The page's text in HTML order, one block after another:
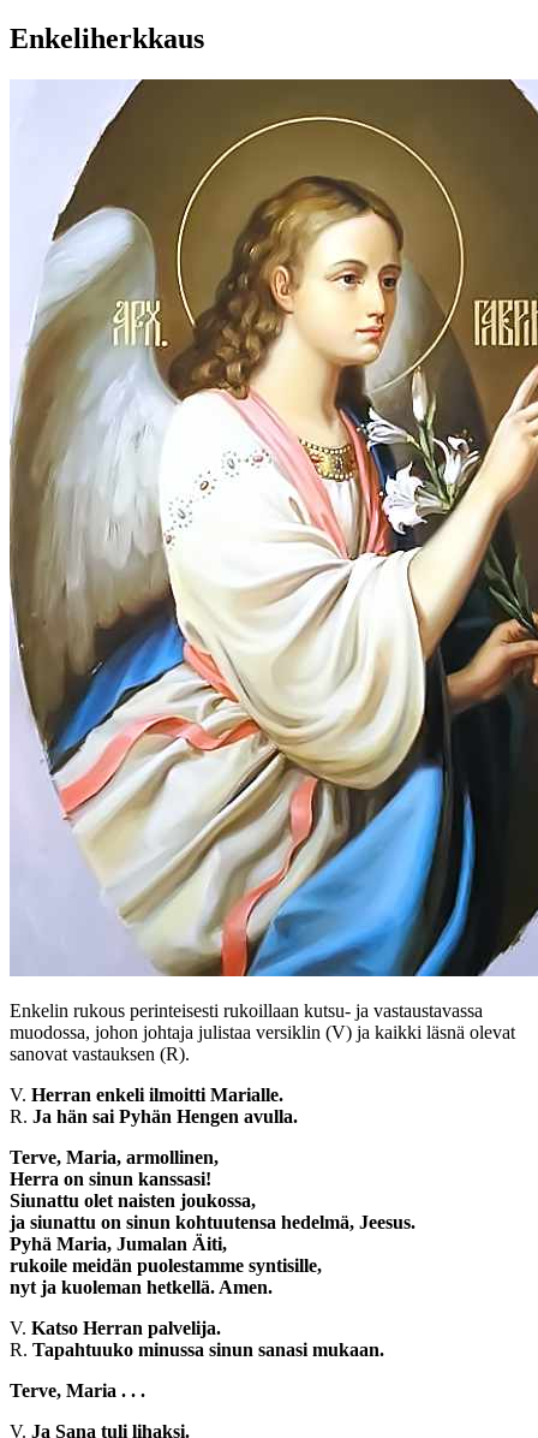
Enkeliherkkaus
Enkelin rukous perinteisesti rukoillaan kutsu- ja vastaustavassa
muodossa, johon johtaja julistaa versiklin (V) ja kaikki läsnä olevat
sanovat vastauksen (R).
V. Herran enkeli ilmoitti Marialle.
R. Ja hän sai Pyhän Hengen avulla.
Terve, Maria, armollinen,
Herra on sinun kanssasi!
Siunattu olet naisten joukossa,
ja siunattu on sinun kohtuutensa hedelmä, Jeesus.
Pyhä Maria, Jumalan Äiti,
rukoile meidän puolestamme syntisille,
nyt ja kuoleman hetkellä. Amen.
V. Katso Herran palvelija.
R. Tapahtuuko minussa sinun sanasi mukaan.
Terve, Maria . . .
V. Ja Sana tuli lihaksi.